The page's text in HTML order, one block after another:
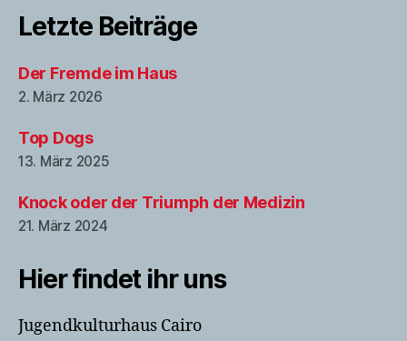
Letzte Beiträge
Der Fremde im Haus
2. März 2026
Top Dogs
13. März 2025
Knock oder der Triumph der Medizin
21. März 2024
Hier findet ihr uns
Jugendkulturhaus Cairo